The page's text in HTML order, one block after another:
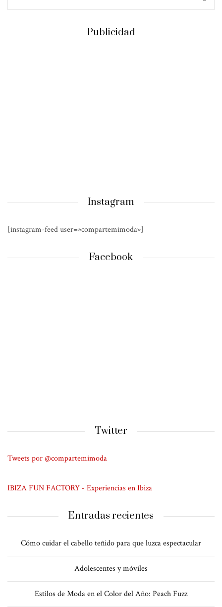
Publicidad
Instagram
[instagram-feed user=»compartemimoda»]
Facebook
Twitter
Tweets por @compartemimoda
IBIZA FUN FACTORY - Experiencias en Ibiza
Entradas recientes
Cómo cuidar el cabello teñido para que luzca espectacular
Adolescentes y móviles
Estilos de Moda en el Color del Año: Peach Fuzz